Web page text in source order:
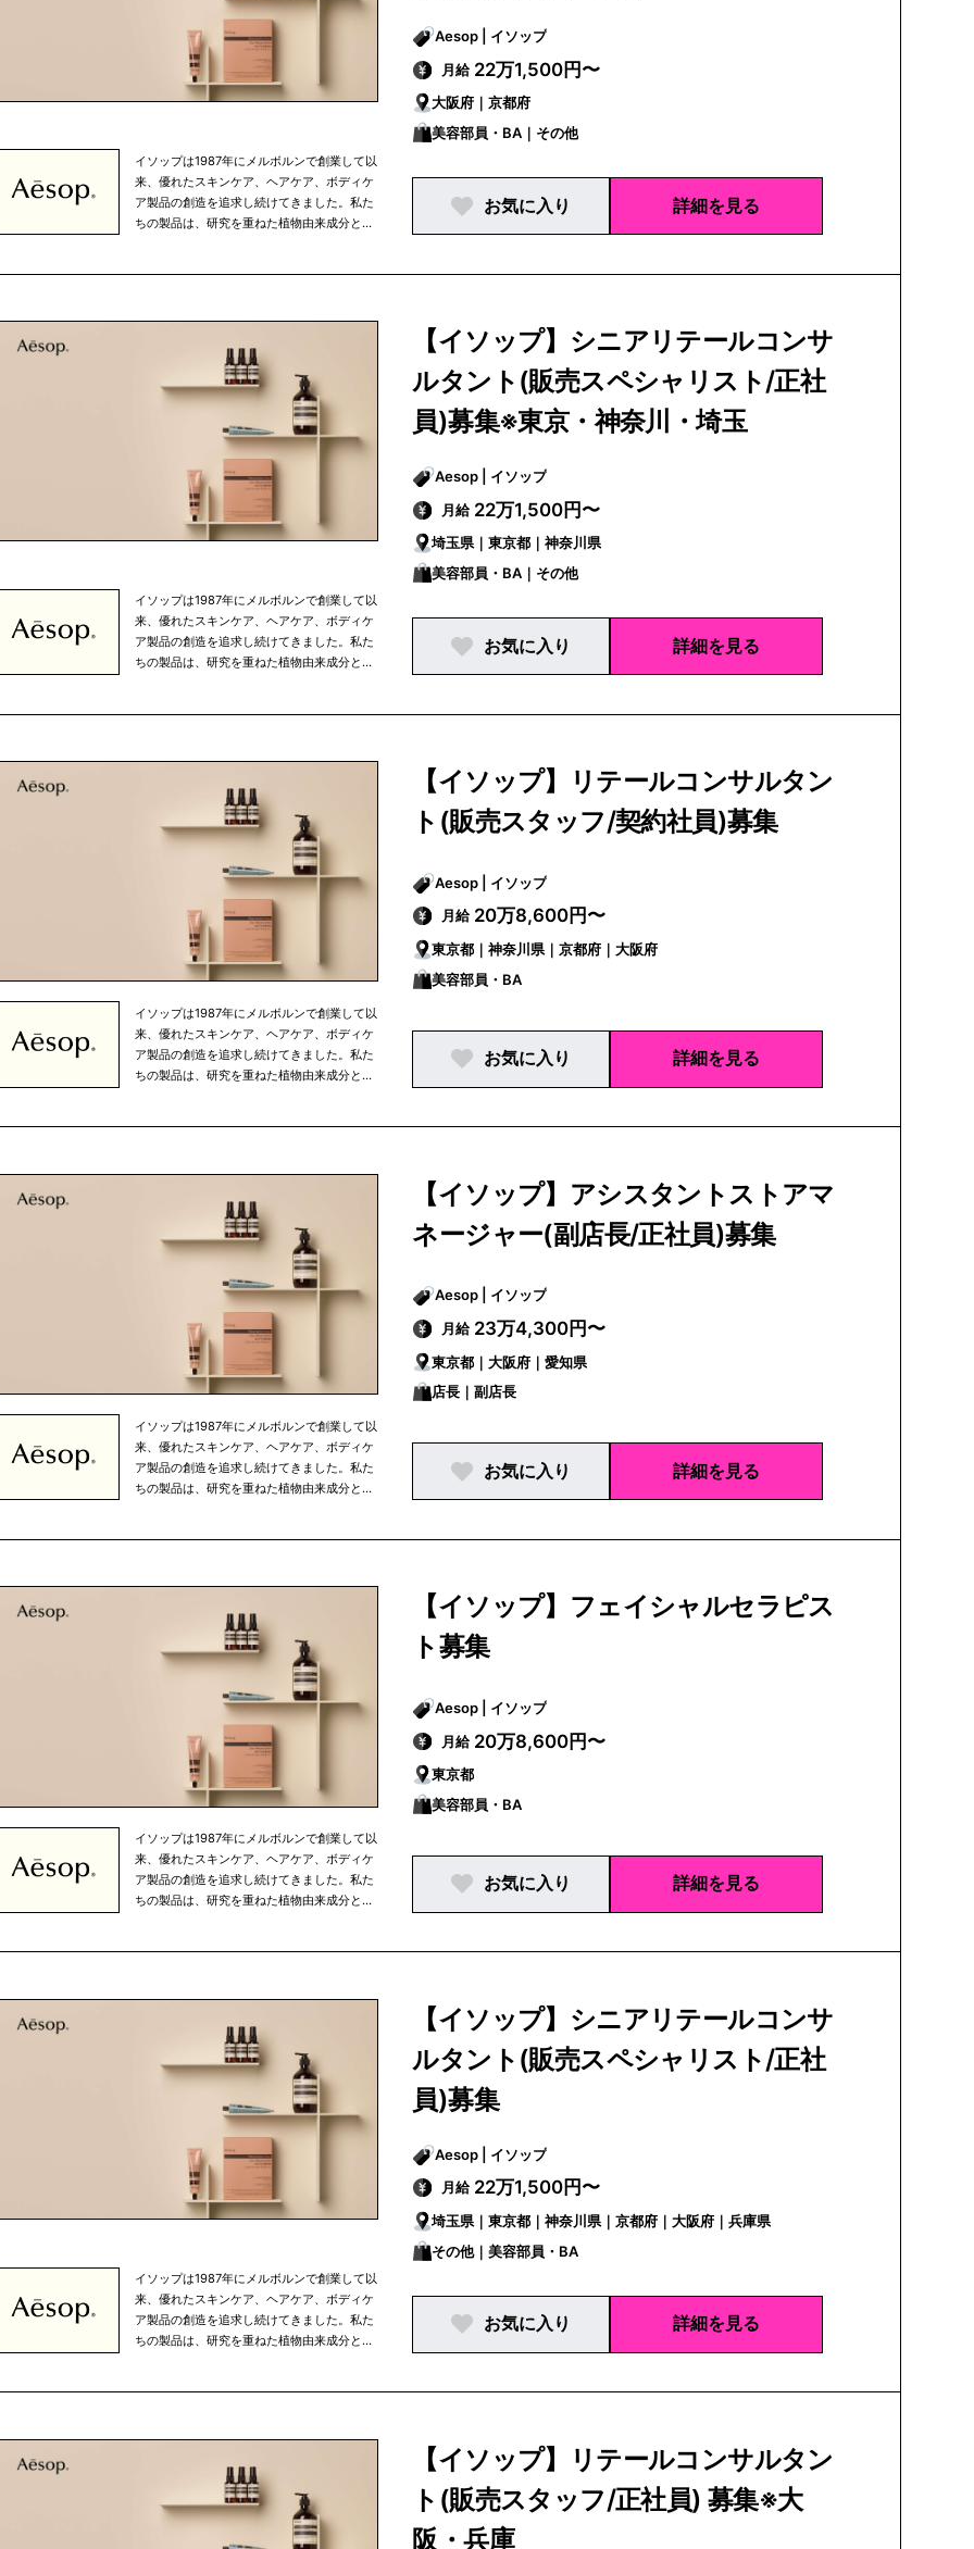
を使っていただきたいと考えています。 私た
ちの製品はオフィシャルオンラインストアで
ご購入いただける他、パリ、東京、ニューヨ
ークなどの大都市を中心に世界中で展開して
いる直営店、さらに、世界有数の高級百貨店
イソップは1987年にメルボルンで創業して以
来、優れたスキンケア、ヘアケア、ボディケ
ア製品の創造を追求し続けてきました。私た
ちの製品は、研究を重ねた植物由来成分と非
努力というものを大切に考えています。私た
ちは、生活環境や気候を考慮し、細部まで注
意を払うという姿勢を忘れずにひとつひとつ
の商品を開発しています。また、健康的な食
生活、適度な運動、定期的な読書など、バラ
ンスの取れた生活の一部として、当社の商品
を使っていただきたいと考えています。 私た
ちの製品はオフィシャルオンラインストアで
ご購入いただける他、パリ、東京、ニューヨ
ークなどの大都市を中心に世界中で展開して
いる直営店、さらに、世界有数の高級百貨店
Aesop | イソップ
月給 22万1,500円〜
大阪府｜京都府
美容部員・BA｜その他
お気に入り 詳細を見る
イソップは1987年にメルボルンで創業して以
来、優れたスキンケア、ヘアケア、ボディケ
ア製品の創造を追求し続けてきました。私た
ちの製品は、研究を重ねた植物由来成分と非
努力というものを大切に考えています。私た
ちは、生活環境や気候を考慮し、細部まで注
意を払うという姿勢を忘れずにひとつひとつ
の商品を開発しています。また、健康的な食
生活、適度な運動、定期的な読書など、バラ
ンスの取れた生活の一部として、当社の商品
を使っていただきたいと考えています。 私た
ちの製品はオフィシャルオンラインストアで
ご購入いただける他、パリ、東京、ニューヨ
ークなどの大都市を中心に世界中で展開して
いる直営店、さらに、世界有数の高級百貨店
【イソップ】シニアリテールコンサ
ルタント(販売スペシャリスト/正社
員)募集※東京・神奈川・埼玉
Aesop | イソップ
月給 22万1,500円〜
埼玉県｜東京都｜神奈川県
美容部員・BA｜その他
お気に入り 詳細を見る
イソップは1987年にメルボルンで創業して以
来、優れたスキンケア、ヘアケア、ボディケ
ア製品の創造を追求し続けてきました。私た
ちの製品は、研究を重ねた植物由来成分と非
努力というものを大切に考えています。私た
ちは、生活環境や気候を考慮し、細部まで注
意を払うという姿勢を忘れずにひとつひとつ
の商品を開発しています。また、健康的な食
生活、適度な運動、定期的な読書など、バラ
ンスの取れた生活の一部として、当社の商品
を使っていただきたいと考えています。 私た
ちの製品はオフィシャルオンラインストアで
ご購入いただける他、パリ、東京、ニューヨ
ークなどの大都市を中心に世界中で展開して
いる直営店、さらに、世界有数の高級百貨店
【イソップ】リテールコンサルタン
ト(販売スタッフ/契約社員)募集
Aesop | イソップ
月給 20万8,600円〜
東京都｜神奈川県｜京都府｜大阪府
美容部員・BA
お気に入り 詳細を見る
イソップは1987年にメルボルンで創業して以
来、優れたスキンケア、ヘアケア、ボディケ
ア製品の創造を追求し続けてきました。私た
ちの製品は、研究を重ねた植物由来成分と非
努力というものを大切に考えています。私た
ちは、生活環境や気候を考慮し、細部まで注
意を払うという姿勢を忘れずにひとつひとつ
の商品を開発しています。また、健康的な食
生活、適度な運動、定期的な読書など、バラ
ンスの取れた生活の一部として、当社の商品
を使っていただきたいと考えています。 私た
ちの製品はオフィシャルオンラインストアで
ご購入いただける他、パリ、東京、ニューヨ
ークなどの大都市を中心に世界中で展開して
いる直営店、さらに、世界有数の高級百貨店
【イソップ】アシスタントストアマ
ネージャー(副店長/正社員)募集
Aesop | イソップ
月給 23万4,300円〜
東京都｜大阪府｜愛知県
店長｜副店長
お気に入り 詳細を見る
イソップは1987年にメルボルンで創業して以
来、優れたスキンケア、ヘアケア、ボディケ
ア製品の創造を追求し続けてきました。私た
ちの製品は、研究を重ねた植物由来成分と非
努力というものを大切に考えています。私た
ちは、生活環境や気候を考慮し、細部まで注
意を払うという姿勢を忘れずにひとつひとつ
の商品を開発しています。また、健康的な食
生活、適度な運動、定期的な読書など、バラ
ンスの取れた生活の一部として、当社の商品
を使っていただきたいと考えています。 私た
ちの製品はオフィシャルオンラインストアで
ご購入いただける他、パリ、東京、ニューヨ
ークなどの大都市を中心に世界中で展開して
いる直営店、さらに、世界有数の高級百貨店
【イソップ】フェイシャルセラピス
ト募集
Aesop | イソップ
月給 20万8,600円〜
東京都
美容部員・BA
お気に入り 詳細を見る
イソップは1987年にメルボルンで創業して以
来、優れたスキンケア、ヘアケア、ボディケ
ア製品の創造を追求し続けてきました。私た
ちの製品は、研究を重ねた植物由来成分と非
努力というものを大切に考えています。私た
ちは、生活環境や気候を考慮し、細部まで注
意を払うという姿勢を忘れずにひとつひとつ
の商品を開発しています。また、健康的な食
生活、適度な運動、定期的な読書など、バラ
【イソップ】シニアリテールコンサ
ルタント(販売スペシャリスト/正社
員)募集
Aesop | イソップ
月給 22万1,500円〜
埼玉県｜東京都｜神奈川県｜京都府｜大阪府｜兵庫県
その他｜美容部員・BA
お気に入り 詳細を見る
【イソップ】リテールコンサルタン
ト(販売スタッフ/正社員) 募集※大
阪・兵庫